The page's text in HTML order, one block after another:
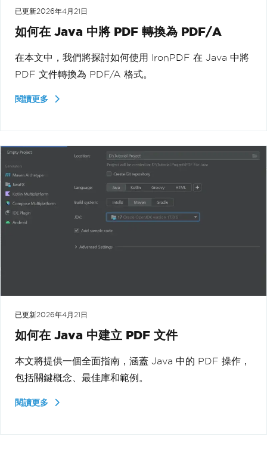
已更新2026年4月21日
如何在 Java 中將 PDF 轉換為 PDF/A
在本文中，我們將探討如何使用 IronPDF 在 Java 中將
PDF 文件轉換為 PDF/A 格式。
閱讀更多
已更新2026年4月21日
如何在 Java 中建立 PDF 文件
本文將提供一個全面指南，涵蓋 Java 中的 PDF 操作，
包括關鍵概念、最佳庫和範例。
閱讀更多